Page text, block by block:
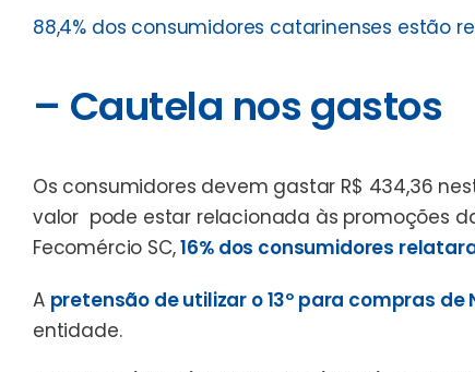
88,4% dos consumidores catarinenses estão
– Cautela nos gastos
Os consumidores devem gastar R$ 434,36
valor pode estar relacionada às promoções
Fecomércio SC,16% dos consumidores
A pretensão de utilizar o 13º para compras de
entidade.